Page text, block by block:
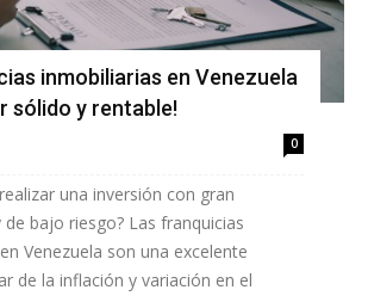
inmobiliarias en Venezuela
sólido y rentable!
0
una inversión con gran
bajo riesgo? Las franquicias
Venezuela son una excelente
de la inflación y variación en el